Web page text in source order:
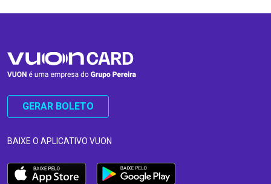
GERAR BOLETO
BAIXE O APLICATIVO VUON